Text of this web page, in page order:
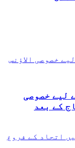
لیے خصوصی
کے بعد